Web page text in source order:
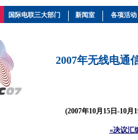
2007年无线电通
(2007年10月15日-10月
«决议汇
国际电联三大部门 新闻室 各项活动